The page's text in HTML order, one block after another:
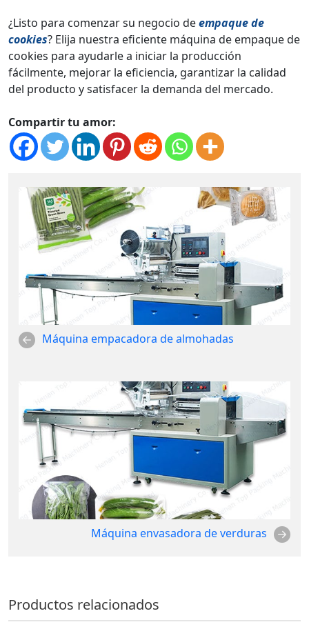
¿Listo para comenzar su negocio deempaque de
cookies? Elija nuestra eficiente máquina de empaque de
cookies para ayudarle a iniciar la producción
fácilmente, mejorar la eficiencia, garantizar la calidad
del producto y satisfacer la demanda del mercado.
Compartir tu amor:
Máquina empacadora de almohadas
Máquina envasadora de verduras
Productos relacionados